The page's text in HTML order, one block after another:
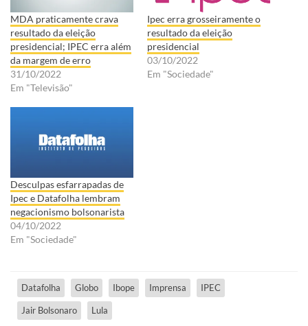
MDA praticamente crava
resultado da eleição
presidencial; IPEC erra além
da margem de erro
31/10/2022
Em "Televisão"
Ipec erra grosseiramente o
resultado da eleição
presidencial
03/10/2022
Em "Sociedade"
Desculpas esfarrapadas de
Ipec e Datafolha lembram
negacionismo bolsonarista
04/10/2022
Em "Sociedade"
Datafolha Globo Ibope Imprensa IPEC
Jair Bolsonaro Lula